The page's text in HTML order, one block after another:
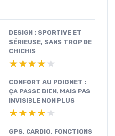
DESIGN : SPORTIVE ET
SÉRIEUSE, SANS TROP DE
CHICHIS
★★★★★
★★★★★
CONFORT AU POIGNET :
ÇA PASSE BIEN, MAIS PAS
INVISIBLE NON PLUS
★★★★★
★★★★★
GPS, CARDIO, FONCTIONS